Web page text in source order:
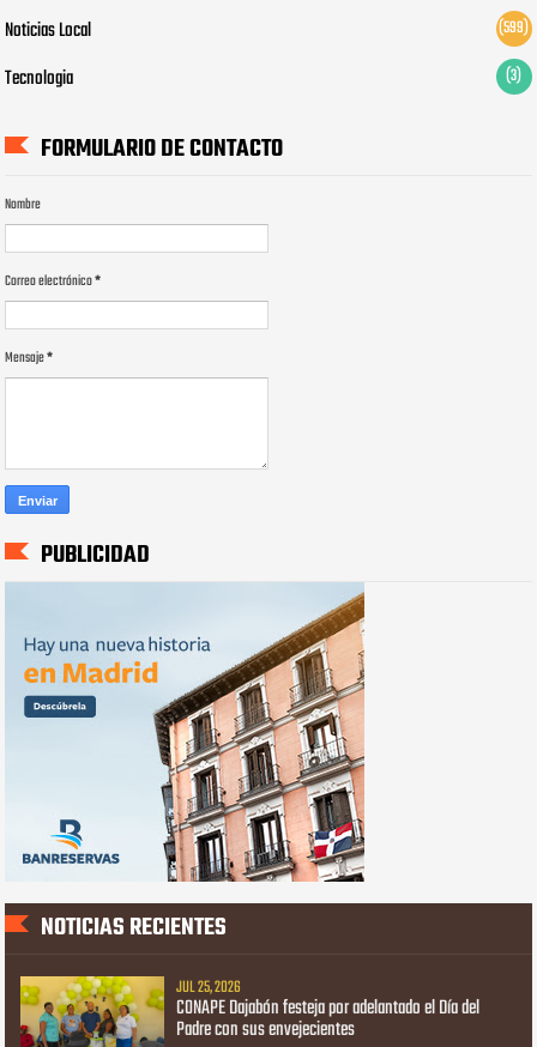
Noticias Local (599)
Tecnologia (3)
FORMULARIO DE CONTACTO
Nombre
Correo electrónico*
Mensaje*
PUBLICIDAD
NOTICIAS RECIENTES
JUL 25, 2026
CONAPE Dajabón festeja por adelantado el Día del
Padre con sus envejecientes